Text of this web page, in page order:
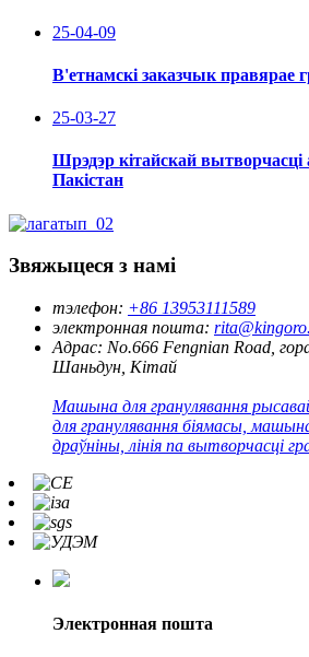
25-04-09
В'етнамскі заказчык правярае
25-03-27
Шрэдэр кітайскай
Пакістан
Звяжыцеся з намі
тэлефон: +86 13953111589
электронная пошта:
Адрас: No.666 Fengnian Road,
Шаньдун, Кітай
Машына для гранулявання
для гранулявання біямасы,
драўніны, лінія па вытворчасці
Электронная пошта